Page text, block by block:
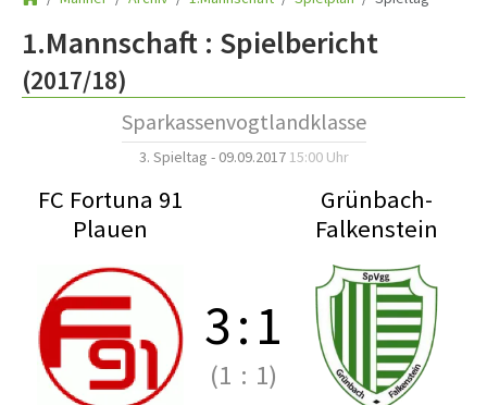
1.Mannschaft : Spielbericht
(2017/18)
Sparkassenvogtlandklasse
3. Spieltag - 09.09.2017 15:00 Uhr
FC Fortuna 91
Plauen
Grünbach-
Falkenstein
3:1
(1 : 1)